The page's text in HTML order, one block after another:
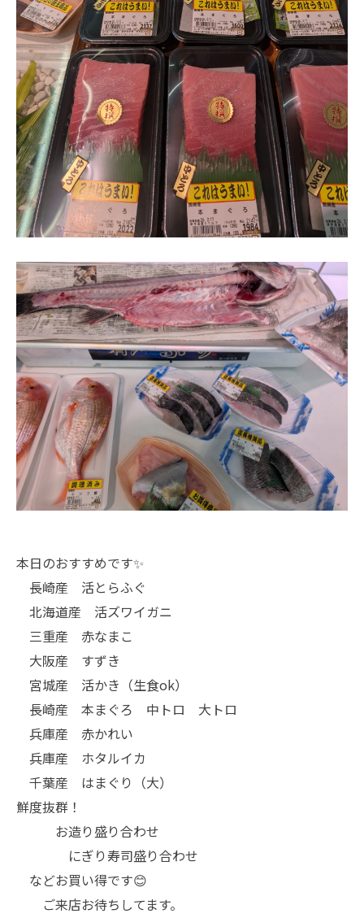
本日のおすすめです✨
長崎産 活とらふぐ
北海道産 活ズワイガニ
三重産 赤なまこ
大阪産 すずき
宮城産 活かき（生食ok）
長崎産 本まぐろ 中トロ 大トロ
兵庫産 赤かれい
兵庫産 ホタルイカ
千葉産 はまぐり（大）
鮮度抜群！
お造り盛り合わせ
にぎり寿司盛り合わせ
などお買い得です😊
ご来店お待ちしてます。